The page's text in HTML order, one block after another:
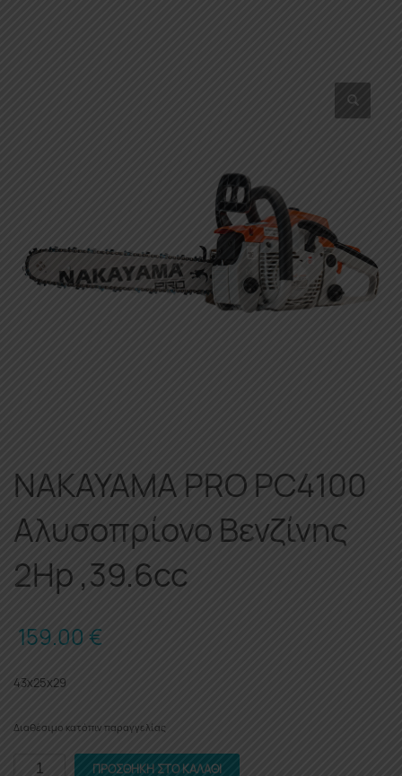
NAKAYAMA PRO PC4100
Αλυσοπρίονο Βενζίνης
2Hp ,39.6cc
159.00 €
43x25x29
Διαθέσιμο κατόπιν παραγγελίας
NAKAYAMA
ΠΡΟΣΘΉΚΗ ΣΤΟ ΚΑΛΆΘΙ